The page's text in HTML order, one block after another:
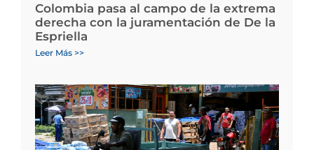
Colombia pasa al campo de la extrema
derecha con la juramentación de De la
Espriella
Leer Más >>